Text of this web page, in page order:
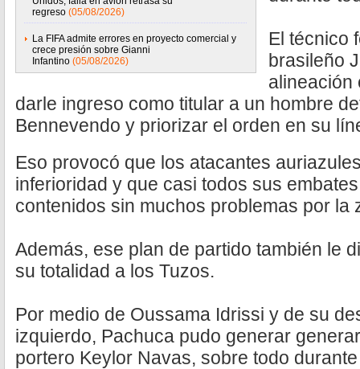
regreso (05/08/2026)
La FIFA admite errores en proyecto comercial y
crece presión sobre Gianni
Infantino (05/08/2026)
El técnico
brasileño
alineación
darle ingreso como titular a un hombre
Bennevendo y priorizar el orden en su
Eso provocó que los atacantes
inferioridad y que casi todos sus
contenidos sin muchos problemas por la
Además, ese plan de partido también le
su totalidad a los Tuzos.
Por medio de Oussama Idrissi y de su
izquierdo, Pachuca pudo generar
portero Keylor Navas, sobre todo